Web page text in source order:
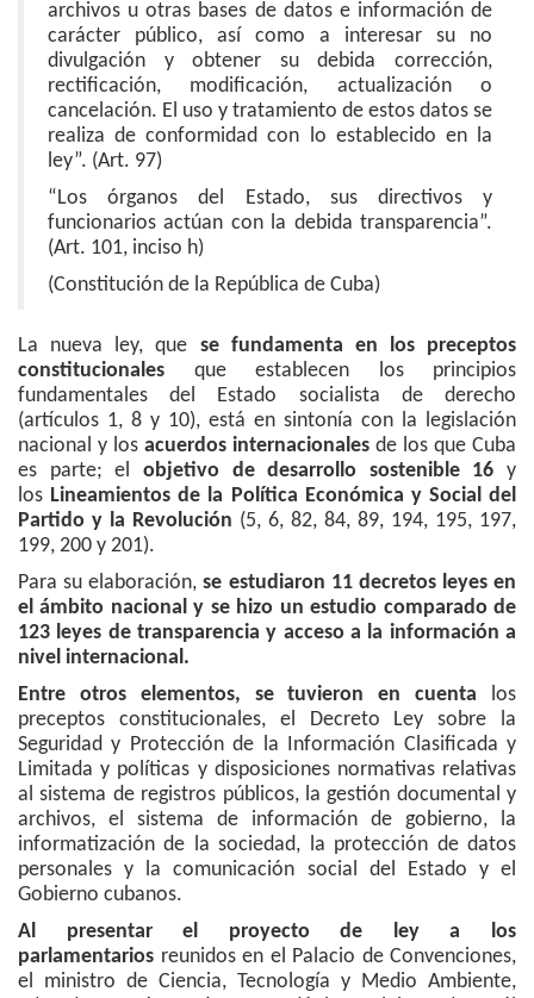
archivos u otras bases de datos e información de
carácter público, así como a interesar su no
divulgación y obtener su debida corrección,
rectificación, modificación, actualización o
cancelación. El uso y tratamiento de estos datos se
realiza de conformidad con lo establecido en la
ley”. (Art. 97)
“Los órganos del Estado, sus directivos y
funcionarios actúan con la debida transparencia”.
(Art. 101, inciso h)
(Constitución de la República de Cuba)
La nueva ley, que se fundamenta en los preceptos
constitucionales que establecen los principios
fundamentales del Estado socialista de derecho
(artículos 1, 8 y 10), está en sintonía con la legislación
nacional y los acuerdos internacionales de los que Cuba
es parte; el objetivo de desarrollo sostenible 16 y
los Lineamientos de la Política Económica y Social del
Partido y la Revolución (5, 6, 82, 84, 89, 194, 195, 197,
199, 200 y 201).
Para su elaboración,se estudiaron 11 decretos leyes en
el ámbito nacional y se hizo un estudio comparado de
123 leyes de transparencia y acceso a la información a
nivel internacional.
Entre otros elementos, se tuvieron en cuenta los
preceptos constitucionales, el Decreto Ley sobre la
Seguridad y Protección de la Información Clasificada y
Limitada y políticas y disposiciones normativas relativas
al sistema de registros públicos, la gestión documental y
archivos, el sistema de información de gobierno, la
informatización de la sociedad, la protección de datos
personales y la comunicación social del Estado y el
Gobierno cubanos.
Al presentar el proyecto de ley a los
parlamentarios reunidos en el Palacio de Convenciones,
el ministro de Ciencia, Tecnología y Medio Ambiente,